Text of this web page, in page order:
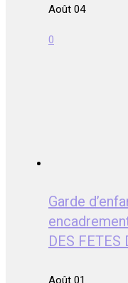
Août 04
0
Garde
DES FETES
Août 01